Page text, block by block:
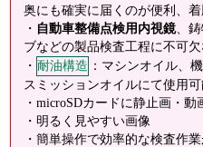
奥にも確実に届くのが便利、
・ 自動車整備点検用内視鏡、
ブなどの製品検査工程に不可
・ 耐油構造 ：マシンオイル、
スミッションオイルにて使用
・microSDカードに静止画・動
・明るく見やすい画像
・簡単操作で効率的な検査作